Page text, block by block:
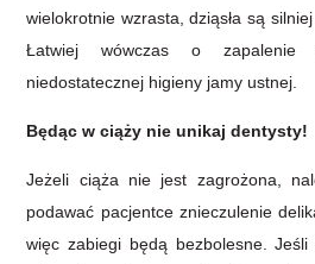
wielokrotnie wzrasta, dziąsła są
Łatwiej wówczas o zapalenie
niedostatecznej higieny jamy ustnej.
Będąc w ciąży nie unikaj dentysty!
Jeżeli ciąża nie jest zagrożona,
podawać pacjentce znieczulenie
więc zabiegi będą bezbolesne.